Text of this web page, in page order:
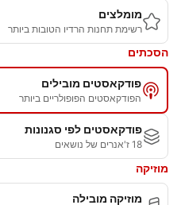
מומלצים
רשימת תחנות הרדיו הטובות ביותר
הסכתים
פודקאסטים מובילים
הפודקאסטים הפופולריים ביותר
פודקאסטים לפי סגנונות
18 ז'אנרים של נושאים
מוזיקה
מוזיקה מובילה